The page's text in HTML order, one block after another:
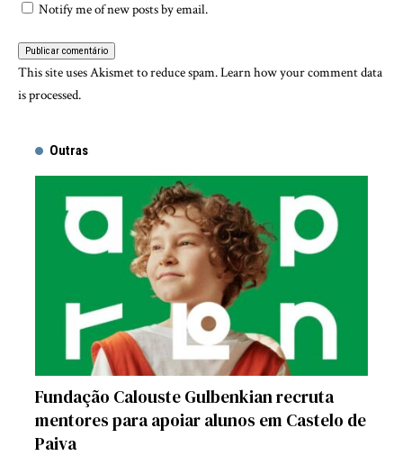
Notify me of new posts by email.
This site uses Akismet to reduce spam.Learn how your comment data
is processed.
Outras
Fundação Calouste Gulbenkian recruta
mentores para apoiar alunos em Castelo de
Paiva